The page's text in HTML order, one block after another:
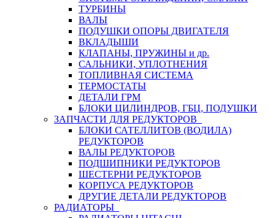
ТУРБИНЫ
ВАЛЫ
ПОДУШКИ ОПОРЫ ДВИГАТЕЛЯ
ВКЛАДЫШИ
КЛАПАНЫ, ПРУЖИНЫ и др.
САЛЬНИКИ, УПЛОТНЕНИЯ
ТОПЛИВНАЯ СИСТЕМА
ТЕРМОСТАТЫ
ДЕТАЛИ ГРМ
БЛОКИ ЦИЛИНДРОВ, ГБЦ, ПОДУШКИ
ЗАПЧАСТИ ДЛЯ РЕДУКТОРОВ
БЛОКИ САТЕЛЛИТОВ (ВОДИЛА)
РЕДУКТОРОВ
ВАЛЫ РЕДУКТОРОВ
ПОДШИПНИКИ РЕДУКТОРОВ
ШЕСТЕРНИ РЕДУКТОРОВ
КОРПУСА РЕДУКТОРОВ
ДРУГИЕ ДЕТАЛИ РЕДУКТОРОВ
РАДИАТОРЫ